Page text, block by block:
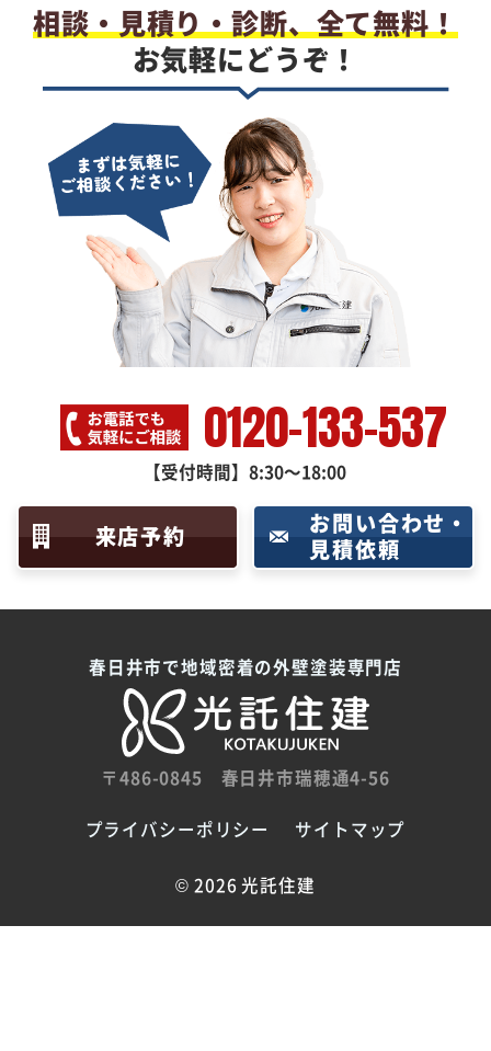
相談・見積り・診断、全て無料！
お気軽にどうぞ！
0120-133-537
【受付時間】8:30～18:00
来店予約
お問い合わせ・
見積依頼
春日井市で地域密着の外壁塗装専門店
〒486-0845 春日井市瑞穂通4-56
プライバシーポリシー サイトマップ
©2026 光託住建